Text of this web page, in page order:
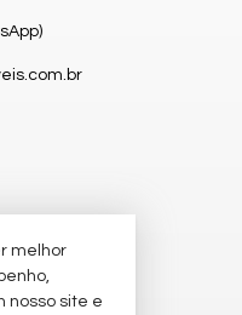
melhor
nosso site e